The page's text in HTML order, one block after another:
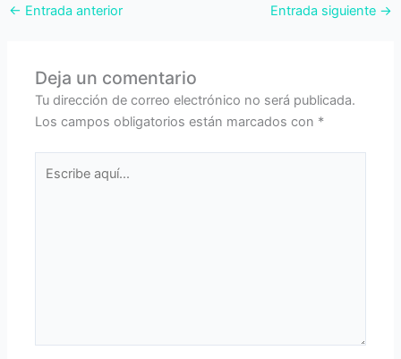
← Entrada anterior Entrada siguiente →
Deja un comentario
Tu dirección de correo electrónico no será publicada.
Los campos obligatorios están marcados con *
aquí...